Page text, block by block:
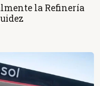
la Refinería